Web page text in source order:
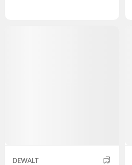
DEWALT